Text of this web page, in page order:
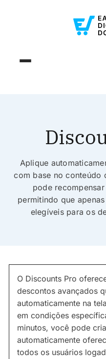
Aplique
com base no conteúdo
pode
permitindo que
elegíveis para os
O Discounts Pro
descontos avançados
automaticamente na
em condições
minutos, você pode
automaticamente
todos os usuários